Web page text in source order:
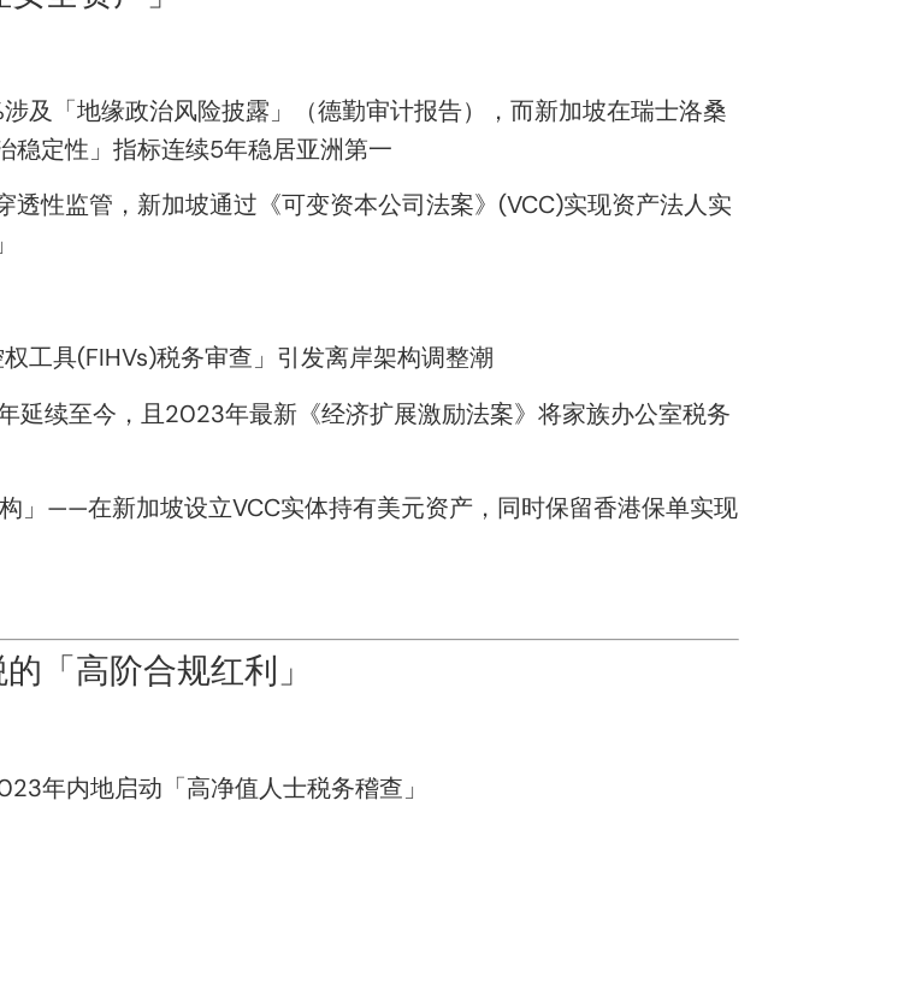
及「地缘政治风险披露」（德勤审计报告），而新加坡在瑞士洛桑
定性」指标连续5年稳居亚洲第一
透性监管，新加坡通过《可变资本公司法案》(VCC)实现资产法人实
工具(FIHVs)税务审查」引发离岸架构调整潮
延续至今，且2023年最新《经济扩展激励法案》将家族办公室税务
」——在新加坡设立VCC实体持有美元资产，同时保留香港保单实现
「高阶合规红利」
年内地启动「高净值人士税务稽查」